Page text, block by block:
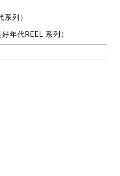
系列）
年代REEL 系列）